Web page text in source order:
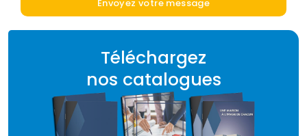
Téléchargez
nos catalogues